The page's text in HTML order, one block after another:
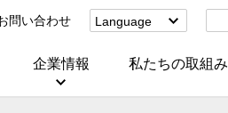
問い合わせ
Language
(Corporate)
企業情報 私たちの取組み